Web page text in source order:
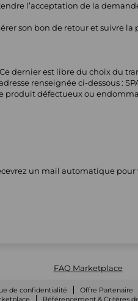
l’acceptation de la
son bon de retour et suivre
dernier est libre du choix du
renseignée ci-dessous :
produit défectueux ou
un mail automatique
FAQ Marketplace
de confidentialité Offre Partenaire
Référencement & Critères